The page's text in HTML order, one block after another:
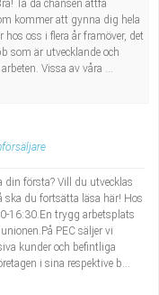
Ta då chansen attfå
kommer att gynna dig hela
oss i flera år framöver, det
som är utvecklande och
Vissa av våra ...
din första? Vill du utvecklas
ska du fortsätta läsa här! Hos
16:30.En trygg arbetsplats
PEC säljer vi
kunder och befintliga
i sina respektive b...